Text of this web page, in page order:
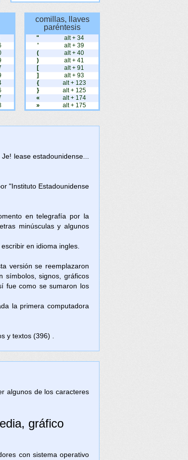
comillas, llaves
paréntesis
"
alt + 34
'
alt + 39
(
alt + 40
)
alt + 41
[
alt + 91
]
alt + 93
{
alt + 123
}
alt + 125
«
alt + 174
»
alt + 175
lease estadounidense...
"Instituto Estadounidense
en telegrafía por la
minúsculas y algunos
en idioma ingles.
versión se reemplazaron
símbolos, signos, gráficos
fue como se sumaron los
la primera computadora
y textos (396) .
algunos de los caracteres
gráfico
con sistema operativo